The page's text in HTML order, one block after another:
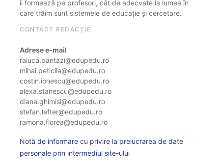
îi formează pe profesori, cât de adecvate la lumea în
care trăim sunt sistemele de educație și cercetare.
CONTACT REDACȚIE
Adrese e-mail
raluca.pantazi@edupedu.ro
mihai.peticila@edupedu.ro
costin.ionescu@edupedu.ro
alexa.stanescu@edupedu.ro
diana.ghimisi@edupedu.ro
stefan.lefter@edupedu.ro
ramona.florea@edupedu.ro
Notă de informare cu privire la prelucrarea de date
personale prin intermediul site-ului